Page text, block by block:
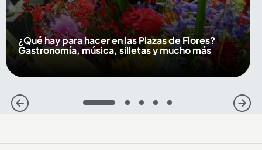
¿Qué hay para hacer en las Plazas de Flores?
Gastronomía, música, silletas y mucho más
1 2 3 4 5